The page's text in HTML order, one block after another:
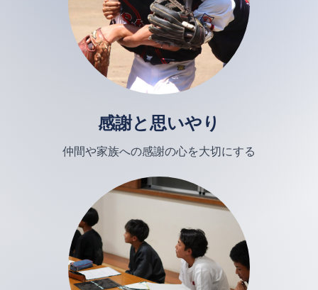
感謝と思いやり
仲間や家族への感謝の心を大切にする